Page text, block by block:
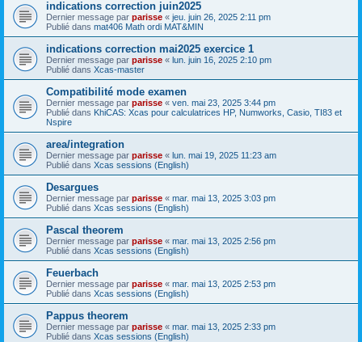
indications correction juin2025
Dernier message par parisse « jeu. juin 26, 2025 2:11 pm
Publié dans mat406 Math ordi MAT&MIN
indications correction mai2025 exercice 1
Dernier message par parisse « lun. juin 16, 2025 2:10 pm
Publié dans Xcas-master
Compatibilité mode examen
Dernier message par parisse « ven. mai 23, 2025 3:44 pm
Publié dans KhiCAS: Xcas pour calculatrices HP, Numworks, Casio, TI83 et
Nspire
area/integration
Dernier message par parisse « lun. mai 19, 2025 11:23 am
Publié dans Xcas sessions (English)
Desargues
Dernier message par parisse « mar. mai 13, 2025 3:03 pm
Publié dans Xcas sessions (English)
Pascal theorem
Dernier message par parisse « mar. mai 13, 2025 2:56 pm
Publié dans Xcas sessions (English)
Feuerbach
Dernier message par parisse « mar. mai 13, 2025 2:53 pm
Publié dans Xcas sessions (English)
Pappus theorem
Dernier message par parisse « mar. mai 13, 2025 2:33 pm
Publié dans Xcas sessions (English)